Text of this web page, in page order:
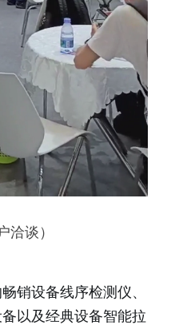
洽谈）
销设备线序检测仪、
以及经典设备智能拉